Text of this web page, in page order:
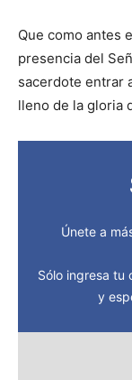
Que como antes
presencia del
sacerdote entrar
lleno de la gloria
Únete a
Sólo ingresa tu
y